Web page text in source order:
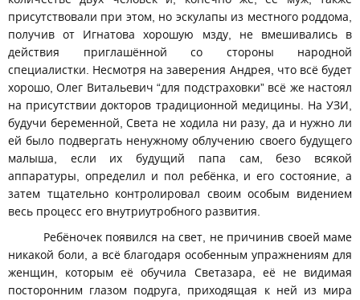
присутствовали при этом, но эскулапы из местного роддома,
получив от Игнатова хорошую мзду, не вмешивались в
действия приглашённой со стороны народной
специалистки. Несмотря на заверения Андрея, что всё будет
хорошо, Олег Витальевич “для подстраховки” всё же настоял
на присутствии докторов традиционной медицины. На УЗИ,
будучи беременной, Света не ходила ни разу, да и нужно ли
ей было подвергать ненужному облучению своего будущего
малыша, если их будущий папа сам, безо всякой
аппаратуры, определил и пол ребёнка, и его состояние, а
затем тщательно контролировал своим особым видением
весь процесс его внутриутробного развития.
Ребёночек появился на свет, не причинив своей маме
никакой боли, а всё благодаря особенным упражнениям для
женщин, которым её обучила Светазара, её не видимая
посторонним глазом подруга, приходящая к ней из мира